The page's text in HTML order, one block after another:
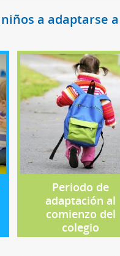
a adaptarse
Periodo de
adaptación al
comienzo del
colegio